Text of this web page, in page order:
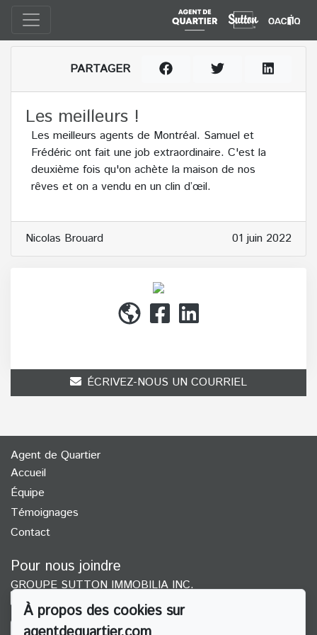
PARTAGER
Les meilleurs !
Les meilleurs agents de Montréal. Samuel et
Frédéric ont fait une job extraordinaire. C'est la
deuxième fois qu'on achète la maison de nos
rêves et on a vendu en un clin d’œil.
Nicolas Brouard 01 juin 2022
ÉCRIVEZ-NOUS UN COURRIEL
Agent de Quartier
Accueil
Équipe
Témoignages
Contact
Pour nous joindre
GROUPE SUTTON IMMOBILIA INC.
(514) 272-1010
À propos des cookies sur